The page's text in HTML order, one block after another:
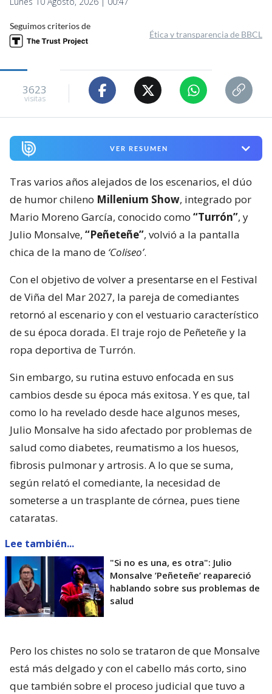
Seguimos criterios de
Ética y transparencia de BBCL
3623
visitas
VER RESUMEN
Tras varios años alejados de los escenarios, el dúo
de humor chileno Millenium Show, integrado por
Mario Moreno García, conocido como “Turrón”, y
Julio Monsalve, “Peñeteñe”, volvió a la pantalla
chica de la mano de ‘Coliseo’.
Con el objetivo de volver a presentarse en el Festival
de Viña del Mar 2027, la pareja de comediantes
retornó al escenario y con el vestuario característico
de su época dorada. El traje rojo de Peñeteñe y la
ropa deportiva de Turrón.
Sin embargo, su rutina estuvo enfocada en sus
cambios desde su época más exitosa. Y es que, tal
como lo ha revelado desde hace algunos meses,
Julio Monsalve ha sido afectado por problemas de
salud como diabetes, reumatismo a los huesos,
fibrosis pulmonar y artrosis. A lo que se suma,
según relató el comediante, la necesidad de
someterse a un trasplante de córnea, pues tiene
cataratas.
Lee también...
"Si no es una, es otra": Julio
Monsalve ’Peñeteñe’ reapareció
hablando sobre sus problemas de
salud
Pero los chistes no solo se trataron de que Monsalve
está más delgado y con el cabello más corto, sino
que también sobre el proceso judicial que tuvo a